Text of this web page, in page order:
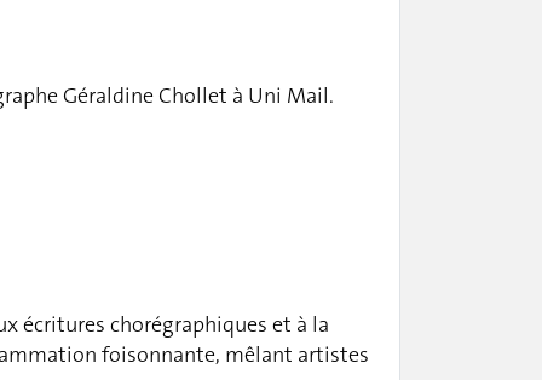
Géraldine Chollet à Uni Mail.
écritures chorégraphiques et à la
foisonnante, mêlant artistes